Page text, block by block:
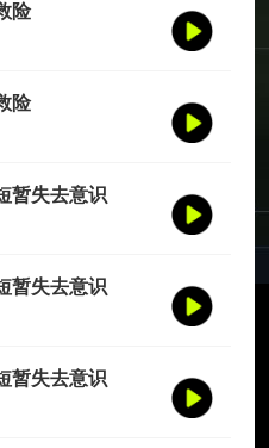
险
险
暂失去意识
暂失去意识
暂失去意识